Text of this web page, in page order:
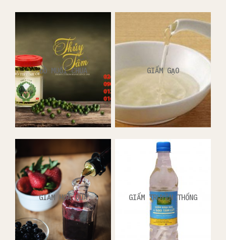
ĐỒ MUỐI CHUA GIẤM GẠO
GIẤM HOA QUẢ GIẤM TRUYỀN THỐNG